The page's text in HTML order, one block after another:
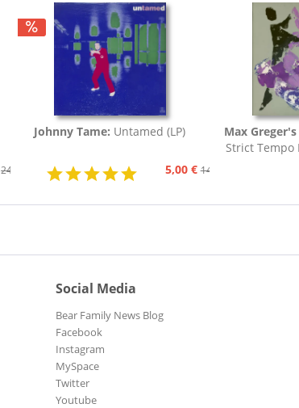
24,95 €
Johnny Tame: Untamed (LP)
5,00 € 14,95 €
Max
Strict Tempo
Social Media
Bear Family News Blog
Facebook
Instagram
MySpace
Twitter
Youtube